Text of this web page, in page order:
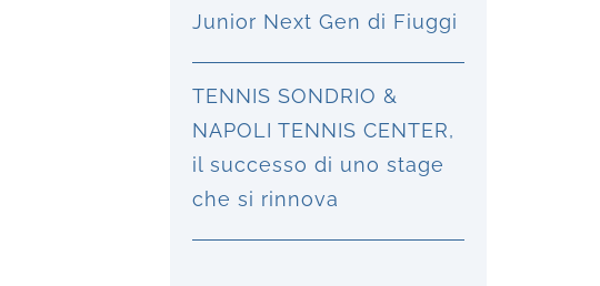
Junior Next Gen di Fiuggi
TENNIS SONDRIO &
NAPOLI TENNIS CENTER,
il successo di uno stage
che si rinnova